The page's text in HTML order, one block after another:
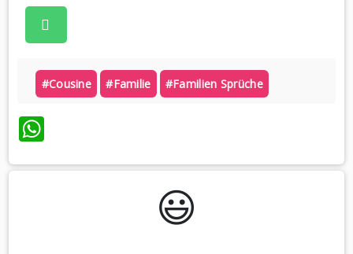
#cousine #familie #familien Sprüche
WhatsApp
😃️